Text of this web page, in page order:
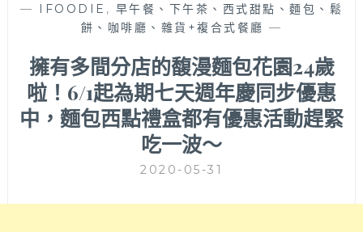
— IFOODIE , 早午餐、下午茶、西式甜點、麵包、鬆
餅、咖啡廳、雜貨+複合式餐廳 —
擁有多間分店的馥漫麵包花園24歲
啦！6/1起為期七天週年慶同步優惠
中，麵包西點禮盒都有優惠活動趕緊
吃一波～
2020-05-31